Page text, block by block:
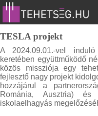
TESLA projekt
A 2024.09.01.-vel
keretében együttműködő
közös missziója egy
fejlesztő nagy projekt
hozzájárul a
Románia, Ausztria)
iskolaelhagyás